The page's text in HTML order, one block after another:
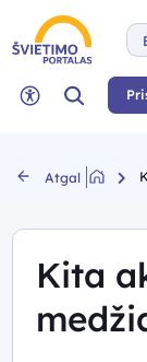
Neįgaliųjų
Paieška
Atgal
Kita